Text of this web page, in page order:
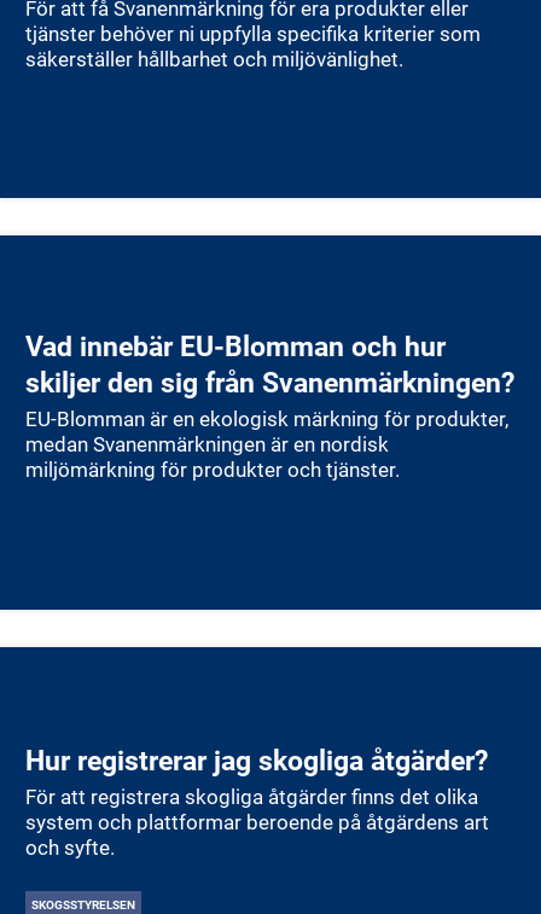
För att få Svanenmärkning för era produkter eller
tjänster behöver ni uppfylla specifika kriterier som
säkerställer hållbarhet och miljövänlighet.
Vad innebär EU-Blomman och hur
skiljer den sig från Svanenmärkningen?
EU-Blomman är en ekologisk märkning för produkter,
medan Svanenmärkningen är en nordisk
miljömärkning för produkter och tjänster.
Hur registrerar jag skogliga åtgärder?
För att registrera skogliga åtgärder finns det olika
system och plattformar beroende på åtgärdens art
och syfte.
SKOGSSTYRELSEN